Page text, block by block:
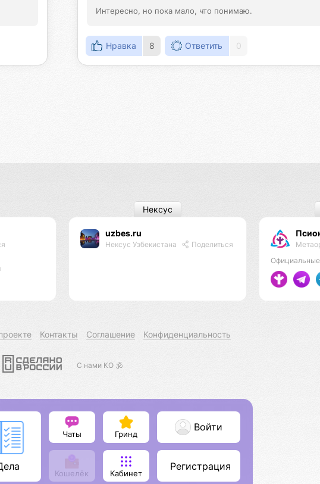
Интересно, но пока мало, что понимаю.
Нравка 8 Ответить 0
uzbes.ru
Нексус Узбекистана Поделиться
Нексус
Контакты Соглашение Конфиденциальность
С нами КО 🕉️
Чаты Гринд
Кошелёк Кабинет
Войти
Регистрация